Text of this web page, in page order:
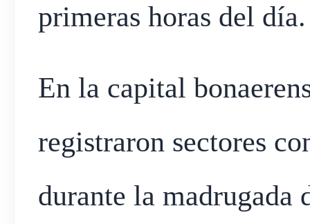
primeras horas del día.
En la capital
registraron sectores
durante la madrugada